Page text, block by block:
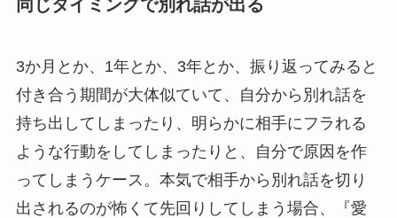
同じタイミングで別れ話が出る
3か月とか、1年とか、3年とか、振り返ってみると
付き合う期間が大体似ていて、自分から別れ話を
持ち出してしまったり、明らかに相手にフラれる
ような行動をしてしまったりと、自分で原因を作
ってしまうケース。本気で相手から別れ話を切り
出されるのが怖くて先回りしてしまう場合、『愛